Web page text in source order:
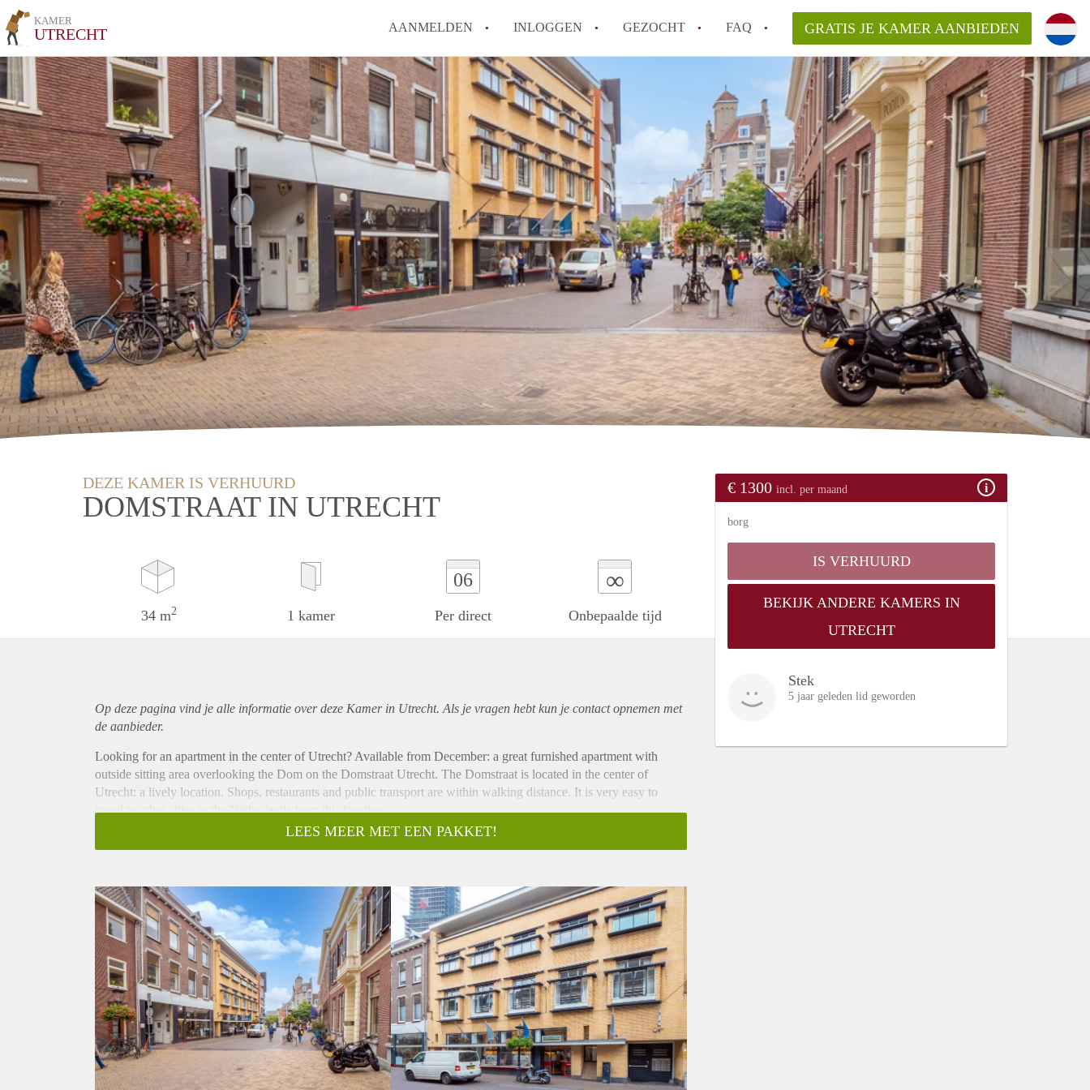
KAMER
UTRECHT AANMELDEN INLOGGEN GEZOCHT FAQ
Hoe vind ik snel een kamer in Utrecht?
Hoe moeilijk is het om een kamer te vinden in Utrecht?
Tips: om in Utrecht een kamer te vinden!
Hoe werkt Kamers Utrecht
How to translate KamersUtrecht!
Alle veelgestelde vragen
GRATIS JE KAMER AANBIEDEN
DEZE KAMER IS VERHUURD
DOMSTRAAT IN UTRECHT
34 m2 1 kamer
06
Per direct
∞
Onbepaalde tijd
€ 1300 incl. per maand
borg
IS VERHUURD
BEKIJK ANDERE KAMERS IN
UTRECHT
Stek
5 jaar geleden lid geworden
Op deze pagina vind je alle informatie over deze Kamer in Utrecht. Als je vragen hebt kun je contact opnemen met
de aanbieder.
Looking for an apartment in the center of Utrecht? Available from December: a great furnished apartment with
outside sitting area overlooking the Dom on the Domstraat Utrecht. The Domstraat is located in the center of
Utrecht: a lively location. Shops, restaurants and public transport are within walking distance. It is very easy to
travel to other cities in the Netherlands from this location.
Entry into the joint entrance with spacious staircase. This entrance provides access to the storage rooms at the rear
Gallery, shared entrance, apartment front door. The apartment is located on a wide communal gallery, making it
possible to use it as a seating area. A nice place to enjoy the sun with a view of the Dom. Entry into the hall. This
provides access to all areas of the apartment.
At the front of the house is the living room with open kitchen. The living room has windows overlooking the
Domstraat. This makes the room light and pleasant. The kitchen is comfortably sized. This is equipped with various
built-in appliances such as a refrigerator, freezer, oven, dishwasher and electric hob.
The bedroom is located at the rear of the apartment. The bedroom and has one built-in wardrobe. The bathroom is
located between the bedroom and living room. The bathroom has a shower, washbasin with furniture, washing
machine and toilet.
Particularities:
- Fully furnished
LEES MEER MET EEN PAKKET!